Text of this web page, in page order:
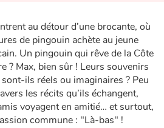
adventure
au détour d’une brocante, où
de pingouin achète au jeune
Un pingouin qui rêve de la Côte
? Max, bien sûr ! Leurs souvenirs
ils réels ou imaginaires ? Peu
les récits qu’ils échangent,
voyagent en amitié… et surtout,
commune : "Là-bas" !